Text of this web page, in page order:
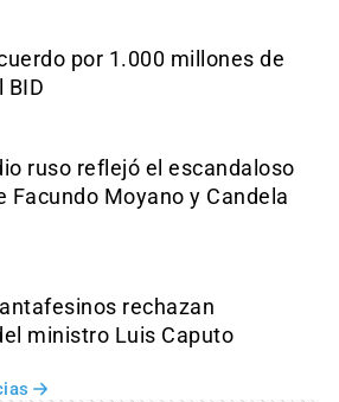
por 1.000 millones de
BID
ruso reflejó el escandaloso
Facundo Moyano y Candela
rechazan
ministro Luis Caputo